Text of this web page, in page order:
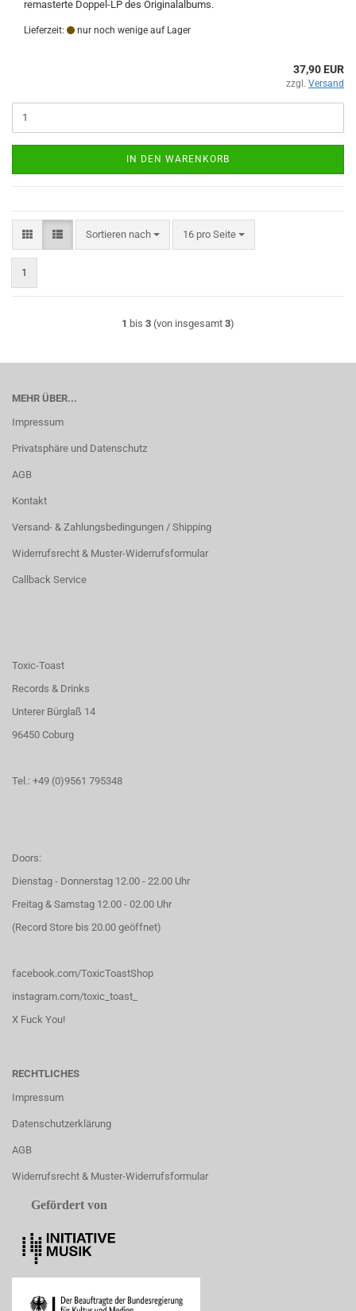
remasterte Doppel-LP des Originalalbums.
Lieferzeit: nur noch wenige auf Lager
37,90 EUR
zzgl. Versand
IN DEN WARENKORB
Sortieren nach
Sortieren nach 16 pro Seite
pro Seite
1
1 bis 3 (von insgesamt 3)
MEHR ÜBER...
Impressum
Privatsphäre und Datenschutz
AGB
Kontakt
Versand- & Zahlungsbedingungen / Shipping
Widerrufsrecht & Muster-Widerrufsformular
Callback Service
Toxic-Toast
Records & Drinks
Unterer Bürglaß 14
96450 Coburg
Tel.: +49 (0)9561 795348
Doors:
Dienstag - Donnerstag 12.00 - 22.00 Uhr
Freitag & Samstag 12.00 - 02.00 Uhr
(Record Store bis 20.00 geöffnet)
facebook.com/ToxicToastShop
instagram.com/toxic_toast_
X Fuck You!
RECHTLICHES
Impressum
Datenschutzerklärung
AGB
Widerrufsrecht & Muster-Widerrufsformular
Gefördert von